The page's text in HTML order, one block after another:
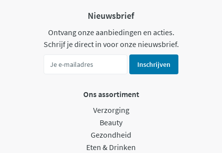
Nieuwsbrief
Ontvang onze aanbiedingen en acties.
Schrijf je direct in voor onze nieuwsbrief.
Inschrijven
Ons assortiment
Verzorging
Beauty
Gezondheid
Eten & Drinken